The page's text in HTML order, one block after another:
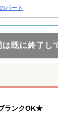
パート
既に終了し
ランクOK★